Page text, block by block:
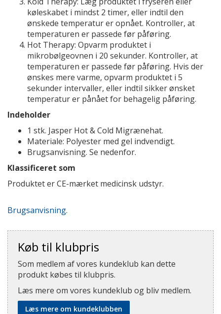
køleskabet i mindst 2 timer, eller indtil den
ønskede temperatur er opnået. Kontroller, at
temperaturen er passede før påføring.
Hot Therapy: Opvarm produktet i
mikrobølgeovnen i 20 sekunder. Kontroller, at
temperaturen er passede før påføring. Hvis der
ønskes mere varme, opvarm produktet i 5
sekunder intervaller, eller indtil sikker ønsket
temperatur er pånået for behagelig påføring.
Indeholder
1 stk. Jasper Hot & Cold Migrænehat.
Materiale: Polyester med gel indvendigt.
Brugsanvisning. Se nedenfor.
Klassificeret som
Produktet er CE-mærket medicinsk udstyr.
Brugsanvisning.
Køb til klubpris
Som medlem af vores kundeklub kan dette
produkt købes til klubpris.
Læs mere om vores kundeklub og bliv medlem.
Læs mere om kundeklubben